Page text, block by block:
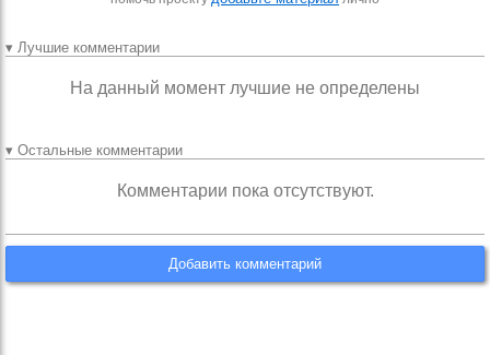
▾ Лучшие комментарии
На данный момент лучшие не определены
▾ Остальные комментарии
Комментарии пока отсутствуют.
Добавить комментарий